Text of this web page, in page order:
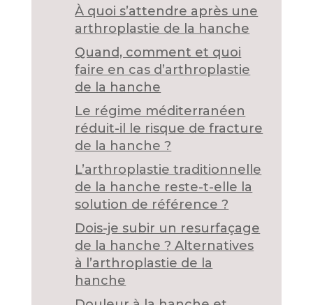
À quoi s’attendre après une
arthroplastie de la hanche
Quand, comment et quoi
faire en cas d’arthroplastie
de la hanche
Le régime méditerranéen
réduit-il le risque de fracture
de la hanche ?
L’arthroplastie traditionnelle
de la hanche reste-t-elle la
solution de référence ?
Dois-je subir un resurfaçage
de la hanche ? Alternatives
à l’arthroplastie de la
hanche